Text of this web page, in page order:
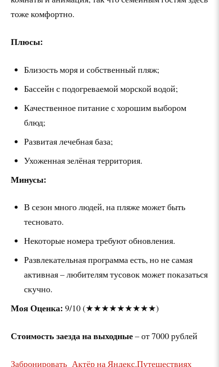
тоже комфортно.
Плюсы:
Близость моря и собственный пляж;
Бассейн с подогреваемой морской водой;
Качественное питание с хорошим выбором
блюд;
Развитая лечебная база;
Ухоженная зелёная территория.
Минусы:
В сезон много людей, на пляже может быть
тесновато.
Некоторые номера требуют обновления.
Развлекательная программа есть, но не самая
активная – любителям тусовок может показаться
скучно.
Моя Оценка: 9/10 (★★★★★★★★★)
Стоимость заезда на выходные– от 7000 рублей
Забронировать Актёр на Яндекс.Путешествиях